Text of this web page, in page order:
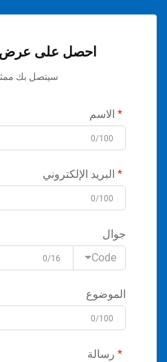
احصل على
سيتصل بك
الاسم
0/100
البريد الإلكتروني
0/100
جوال
Code
0/16
الموضوع
0/100
رسالة